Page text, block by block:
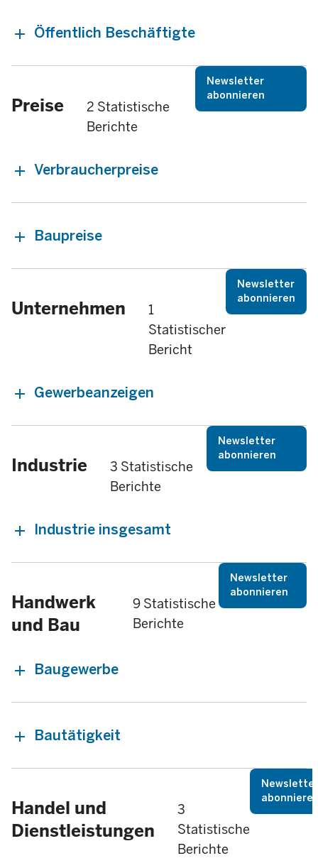
Öffentlich Beschäftigte
Preise
2 Statistische
Berichte
Newsletter
abonnieren
Verbraucherpreise
Baupreise
Unternehmen
1
Statistischer
Bericht
Newsletter
abonnieren
Gewerbeanzeigen
Industrie
3 Statistische
Berichte
Newsletter
abonnieren
Industrie insgesamt
Handwerk
und Bau
9 Statistische
Berichte
Newsletter
abonnieren
Baugewerbe
Bautätigkeit
Handel und
Dienstleistungen
3
Statistische
Berichte
Newsletter